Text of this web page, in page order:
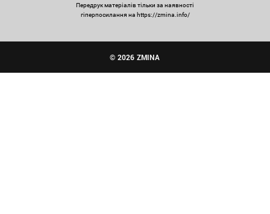
Передрук матеріалів тільки за наявності
гіперпосилання на https://zmina.info/
© 2026 ZMINA